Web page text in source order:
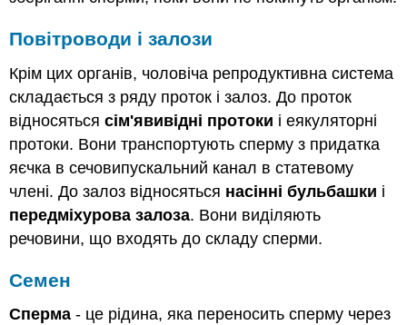
Повітроводи і залози
Крім цих органів, чоловіча репродуктивна система
складається з ряду проток і залоз. До проток
відносятьсясім'явивідні протоки і еякуляторні
протоки. Вони транспортують сперму з придатка
яєчка в сечовипускальний канал в статевому
члені. До залоз відносяться насінні бульбашки і
передміхурова залоза. Вони виділяють
речовини, що входять до складу сперми.
Семен
Сперма - це рідина, яка переносить сперму через